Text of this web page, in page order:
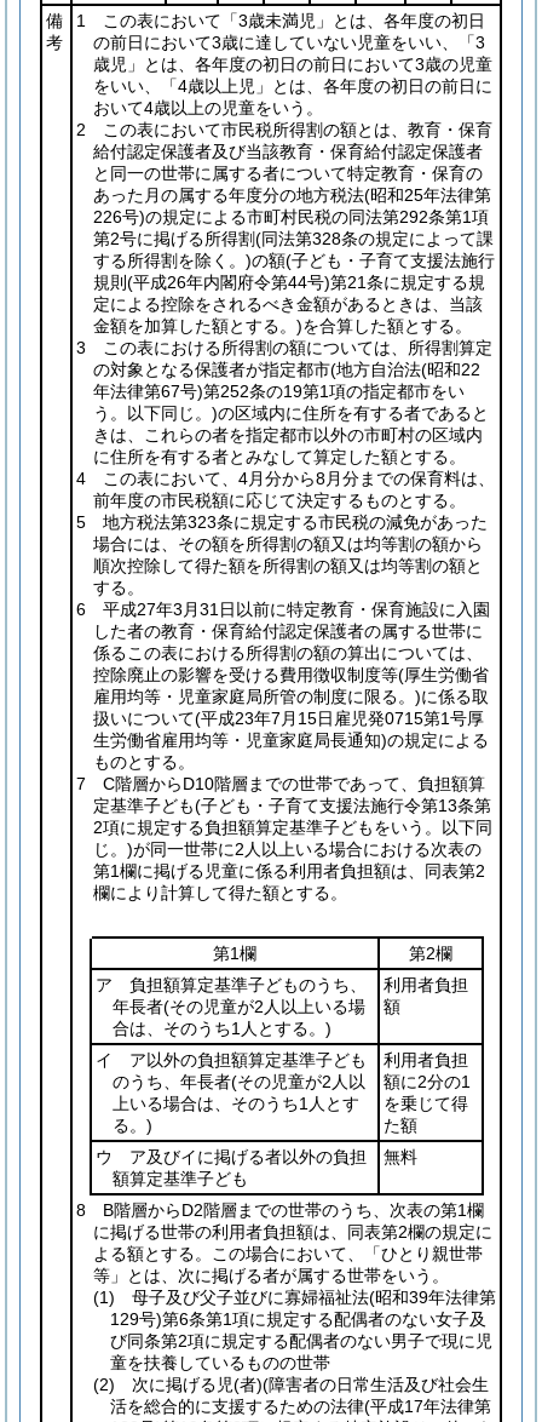
備
考
1 この表において「3歳未満児」とは、各年度の初日
の前日において3歳に達していない児童をいい、「3
歳児」とは、各年度の初日の前日において3歳の児童
をいい、「4歳以上児」とは、各年度の初日の前日に
おいて4歳以上の児童をいう。
2 この表において市民税所得割の額とは、教育・保育
給付認定保護者及び当該教育・保育給付認定保護者
と同一の世帯に属する者について特定教育・保育の
あった月の属する年度分の地方税法(昭和25年法律第
226号)の規定による市町村民税の同法第292条第1項
第2号に掲げる所得割(同法第328条の規定によって課
する所得割を除く。)の額(子ども・子育て支援法施行
規則 (平成26年内閣府令第44号)第21条に規定する規
定による控除をされるべき金額があるときは、当該
金額を加算した額とする。)を合算した額とする。
3 この表における所得割の額については、所得割算定
の対象となる保護者が指定都市(地方自治法(昭和22
年法律第67号)第252条の19第1項の指定都市をい
う。以下同じ。)の区域内に住所を有する者であると
きは、これらの者を指定都市以外の市町村の区域内
に住所を有する者とみなして算定した額とする。
4 この表において、4月分から8月分までの保育料は、
前年度の市民税額に応じて決定するものとする。
5 地方税法第323条に規定する市民税の減免があった
場合には、その額を所得割の額又は均等割の額から
順次控除して得た額を所得割の額又は均等割の額と
する。
6 平成27年3月31日以前に特定教育・保育施設に入園
した者の教育・保育給付認定保護者の属する世帯に
係るこの表における所得割の額の算出については、
控除廃止の影響を受ける費用徴収制度等(厚生労働省
雇用均等・児童家庭局所管の制度に限る。)に係る取
扱いについて(平成23年7月15日雇児発0715第1号厚
生労働省雇用均等・児童家庭局長通知)の規定による
ものとする。
7 C階層からD10階層までの世帯であって、負担額算
定基準子ども(子ども・子育て支援法施行令第13条第
2項に規定する負担額算定基準子どもをいう。以下同
じ。)が同一世帯に2人以上いる場合における次表の
第1欄に掲げる児童に係る利用者負担額は、同表第2
欄により計算して得た額とする。
第1欄
第2欄
ア 負担額算定基準子どものうち、
年長者(その児童が2人以上いる場
合は、そのうち1人とする。)
利用者負担
額
イ ア以外の負担額算定基準子ども
のうち、年長者(その児童が2人以
上いる場合は、そのうち1人とす
る。)
利用者負担
額に2分の1
を乗じて得
た額
ウ ア及びイに掲げる者以外の負担
額算定基準子ども
無料
8 B階層からD2階層までの世帯のうち、次表の第1欄
に掲げる世帯の利用者負担額は、同表第2欄の規定に
よる額とする。この場合において、「ひとり親世帯
等」とは、次に掲げる者が属する世帯をいう。
(1) 母子及び父子並びに寡婦福祉法(昭和39年法律第
129号)第6条第1項に規定する配偶者のない女子及
び同条第2項に規定する配偶者のない男子で現に児
童を扶養しているものの世帯
(2) 次に掲げる児(者)(障害者の日常生活及び社会生
活を総合的に支援するための法律(平成17年法律第